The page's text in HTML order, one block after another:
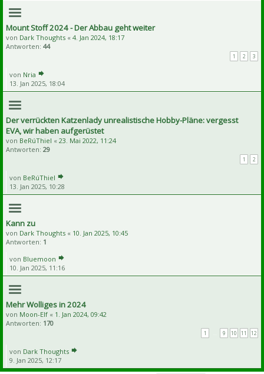
Mount Stoff 2024 - Der Abbau geht weiter
von Dark Thoughts « 4. Jan 2024, 18:17
Antworten: 44
1 2 3
von Nria
13. Jan 2025, 18:04
Der verrückten Katzenlady unrealistische Hobby-Pläne: vergesst
EVA, wir haben aufgerüstet
von BeRúThiel « 23. Mai 2022, 11:24
Antworten: 29
1 2
von BeRúThiel
13. Jan 2025, 10:28
Kann zu
von Dark Thoughts « 10. Jan 2025, 10:45
Antworten: 1
von Bluemoon
10. Jan 2025, 11:16
Mehr Wolliges in 2024
von Moon-Elf « 1. Jan 2024, 09:42
Antworten: 170
1 9 10 11 12
von Dark Thoughts
9. Jan 2025, 12:17